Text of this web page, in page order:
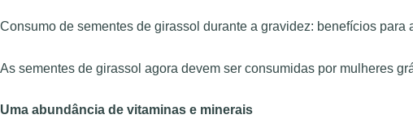
Consumo de sementes de girassol durante a gravidez: benefícios para
As sementes de girassol agora devem ser consumidas por mulheres
Uma abundância de vitaminas e minerais